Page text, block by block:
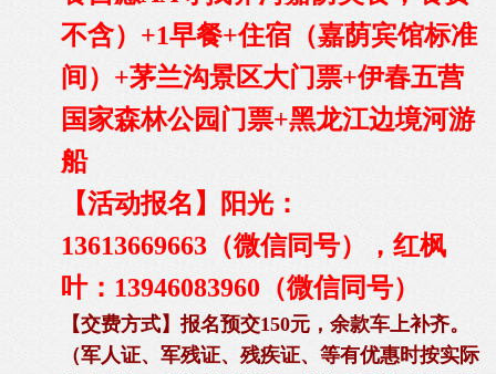
不含）+1早餐+住宿（嘉荫宾馆标准
间）+茅兰沟景区大门票+伊春五营
国家森林公园门票+黑龙江边境河游
船
【活动报名】阳光：
13613669663（微信同号），红枫
叶：13946083960（微信同号）
【交费方式】报名预交150元，余款车上补齐。
（军人证、军残证、残疾证、等有优惠时按实际